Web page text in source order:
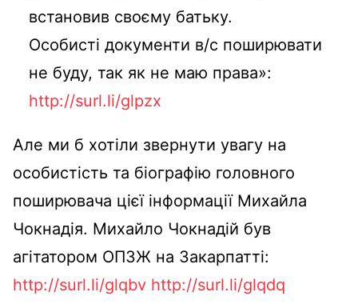
встановив своєму батьку.
Особисті документи в/с поширювати
не буду, так як не маю права»:
http://surl.li/glpzx
Але ми б хотіли звернути увагу на
особистість та біографію головного
поширювача цієї інформації Михайла
Чокнадія. Михайло Чокнадій був
агітатором ОПЗЖ на Закарпатті:
http://surl.li/glqbv http://surl.li/glqdq